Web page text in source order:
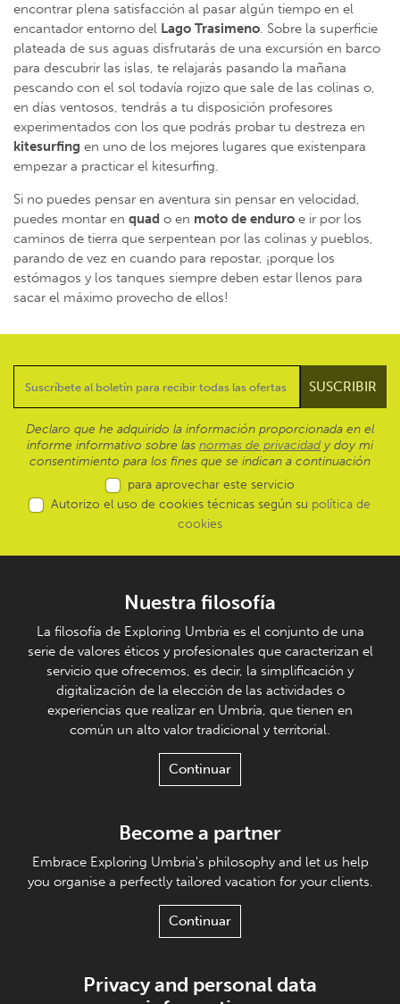
encontrar plena satisfacción al pasar algún tiempo en el
encantador entorno del Lago Trasimeno. Sobre la superficie
plateada de sus aguas disfrutarás de una excursión en barco
para descubrir las islas, te relajarás pasando la mañana
pescando con el sol todavía rojizo que sale de las colinas o,
en días ventosos, tendrás a tu disposición profesores
experimentados con los que podrás probar tu destreza en
kitesurfing en uno de los mejores lugares que existenpara
empezar a practicar el kitesurfing.
Si no puedes pensar en aventura sin pensar en velocidad,
puedes montar en quad o en moto de enduro e ir por los
caminos de tierra que serpentean por las colinas y pueblos,
parando de vez en cuando para repostar, ¡porque los
estómagos y los tanques siempre deben estar llenos para
sacar el máximo provecho de ellos!
Declaro que he adquirido la información proporcionada en el
informe informativo sobre las normas de privacidad y doy mi
consentimiento para los fines que se indican a continuación
para aprovechar este servicio
Autorizo el uso de cookies técnicas según su política de
cookies
Nuestra filosofía
La filosofía de Exploring Umbria es el conjunto de una
serie de valores éticos y profesionales que caracterizan el
servicio que ofrecemos, es decir, la simplificación y
digitalización de la elección de las actividades o
experiencias que realizar en Umbría, que tienen en
común un alto valor tradicional y territorial.
Continuar
Become a partner
Embrace Exploring Umbria's philosophy and let us help
you organise a perfectly tailored vacation for your clients.
Continuar
Privacy and personal data